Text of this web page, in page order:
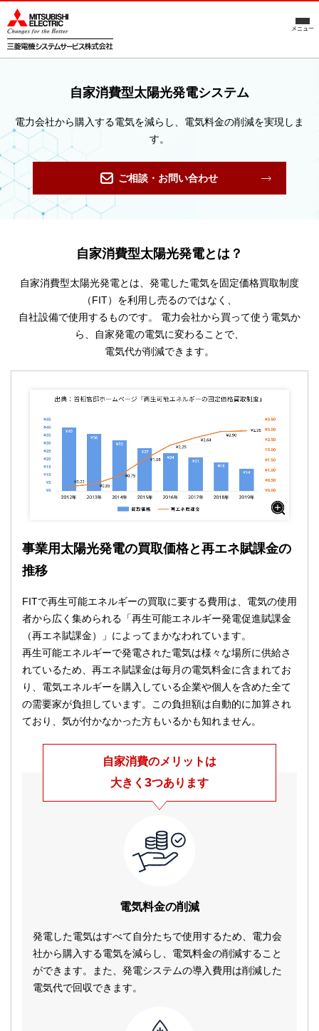
メニュー
自家消費型太陽光発電システム
電力会社から購入する電気を減らし、電気料金の削減を実現しま
す。
ご相談・お問い合わせ
自家消費型太陽光発電とは？
自家消費型太陽光発電とは、発電した電気を固定価格買取制度
（FIT）を利用し売るのではなく、
自社設備で使用するものです。 電力会社から買って使う電気か
ら、自家発電の電気に変わることで、
電気代が削減できます。
事業用太陽光発電の買取価格と再エネ賦課金の
推移
FITで再生可能エネルギーの買取に要する費用は、電気の使用
者から広く集められる「再生可能エネルギー発電促進賦課金
（再エネ賦課金）」によってまかなわれています。
再生可能エネルギーで発電された電気は様々な場所に供給さ
れているため、再エネ賦課金は毎月の電気料金に含まれてお
り、電気エネルギーを購入している企業や個人を含めた全て
の需要家が負担しています。この負担額は自動的に加算され
ており、気が付かなかった方もいるかも知れません。
自家消費のメリットは
大きく 3つあります
電気料金の削減
発電した電気はすべて自分たちで使用するため、電力会
社から購入する電気を減らし、電気料金の削減すること
ができます。また、発電システムの導入費用は削減した
電気代で回収できます。